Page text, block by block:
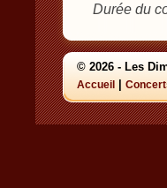
Durée du
© 2026 - Les
Accueil